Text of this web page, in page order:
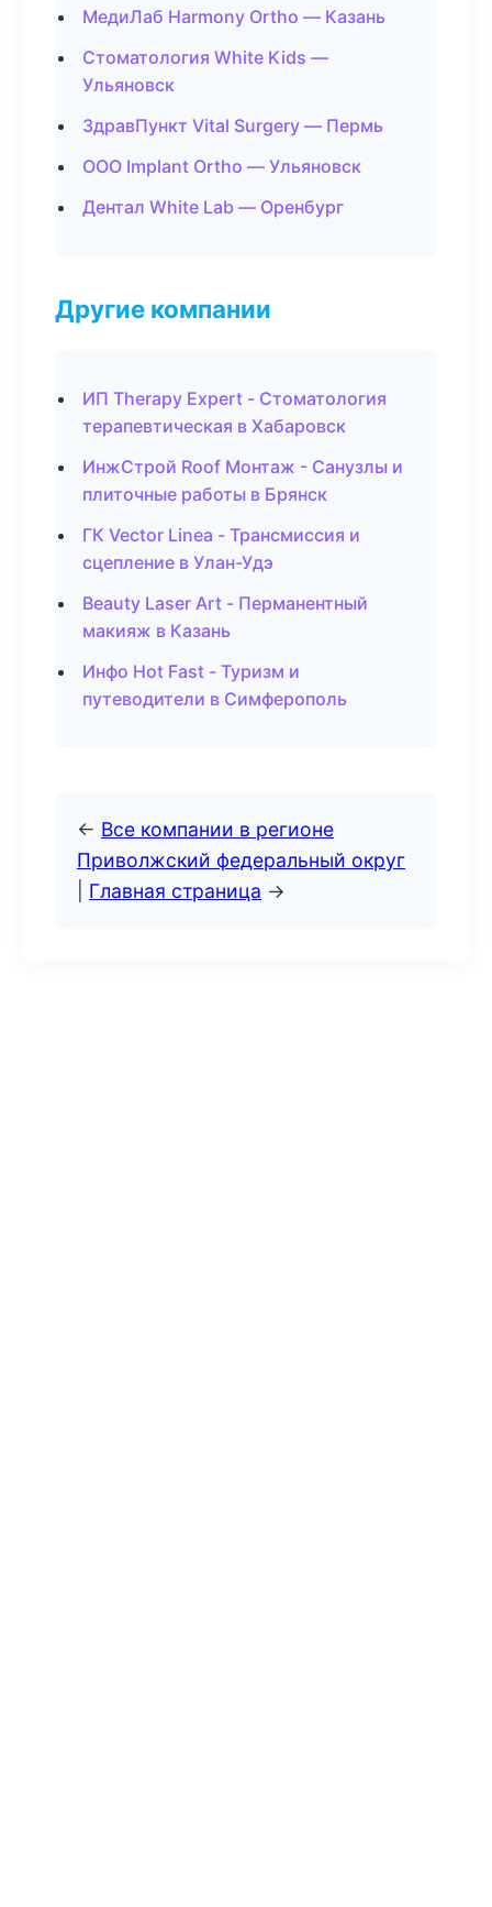
МедиЛаб Harmony Ortho — Казань
Стоматология White Kids —
Ульяновск
ЗдравПункт Vital Surgery — Пермь
ООО Implant Ortho — Ульяновск
Дентал White Lab — Оренбург
Другие компании
ИП Therapy Expert - Стоматология
терапевтическая в Хабаровск
ИнжСтрой Roof Монтаж - Санузлы и
плиточные работы в Брянск
ГК Vector Linea - Трансмиссия и
сцепление в Улан-Удэ
Beauty Laser Art - Перманентный
макияж в Казань
Инфо Hot Fast - Туризм и
путеводители в Симферополь
← Все компании в регионе
Приволжский федеральный округ
Главная страница →